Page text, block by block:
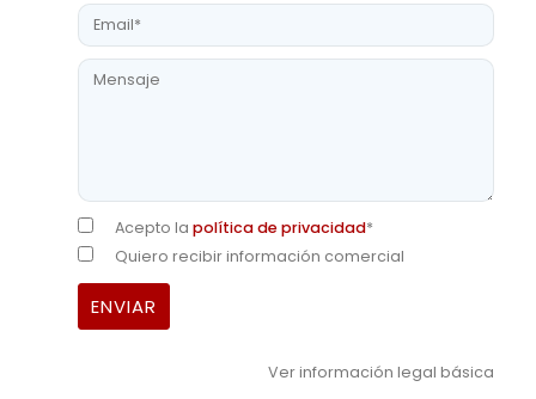
Acepto la política de privacidad*
Quiero recibir información comercial
Ver información legal básica